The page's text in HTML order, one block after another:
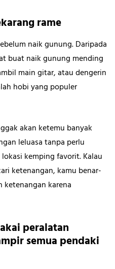
rame
naik gunung. Daripada
buat naik gunung mending
main gitar, atau dengerin
hobi yang populer
akan ketemu banyak
leluasa tanpa perlu
kemping favorit. Kalau
ketenangan, kamu benar-
ketenangan karena
peralatan
semua pendaki